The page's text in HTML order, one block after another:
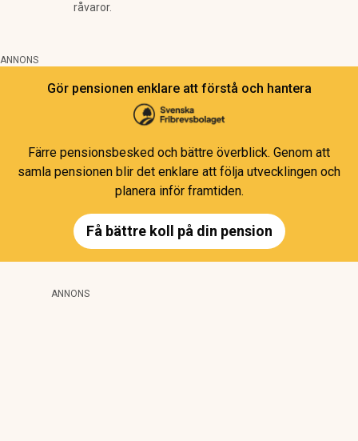
råvaror.
ANNONS
Gör pensionen enklare att förstå och hantera
Färre pensionsbesked och bättre överblick. Genom att
samla pensionen blir det enklare att följa utvecklingen och
planera inför framtiden.
Få bättre koll på din pension
ANNONS